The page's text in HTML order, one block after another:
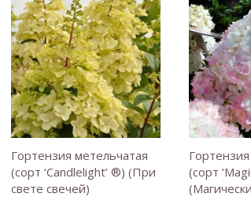
Гортензия метельчатая
(сорт ‘Candlelight’ ®) (При
свете свечей)
(сорт